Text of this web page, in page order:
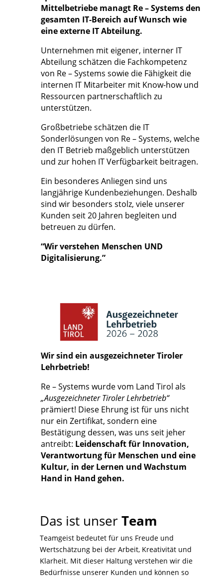
Mittelbetriebe managt Re – Systems den
gesamten IT-Bereich auf Wunsch wie
eine externe IT Abteilung.
Unternehmen mit eigener, interner IT
Abteilung schätzen die Fachkompetenz
von Re – Systems sowie die Fähigkeit die
internen IT Mitarbeiter mit Know-how und
Ressourcen partnerschaftlich zu
unterstützen.
Großbetriebe schätzen die IT
Sonderlösungen von Re – Systems, welche
den IT Betrieb maßgeblich unterstützen
und zur hohen IT Verfügbarkeit beitragen.
Ein besonderes Anliegen sind uns
langjährige Kundenbeziehungen. Deshalb
sind wir besonders stolz, viele unserer
Kunden seit 20 Jahren begleiten und
betreuen zu dürfen.
“Wir verstehen Menschen UND
Digitalisierung.”
Wir sind ein ausgezeichneter Tiroler
Lehrbetrieb!
Re – Systems wurde vom Land Tirol als
„Ausgezeichneter Tiroler Lehrbetrieb“
prämiert! Diese Ehrung ist für uns nicht
nur ein Zertifikat, sondern eine
Bestätigung dessen, was uns seit jeher
antreibt: Leidenschaft für Innovation,
Verantwortung für Menschen und eine
Kultur, in der Lernen und Wachstum
Hand in Hand gehen.
Das ist unserTeam
Teamgeist bedeutet für uns Freude und
Wertschätzung bei der Arbeit, Kreativität und
Klarheit. Mit dieser Haltung verstehen wir die
Bedürfnisse unserer Kunden und können so